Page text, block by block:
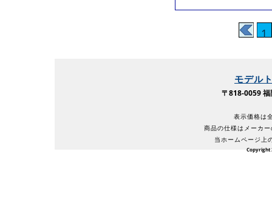
1
モデル
〒818-0059
表示価格は
商品の仕様はメーカ
当ホームページ上
Copyright